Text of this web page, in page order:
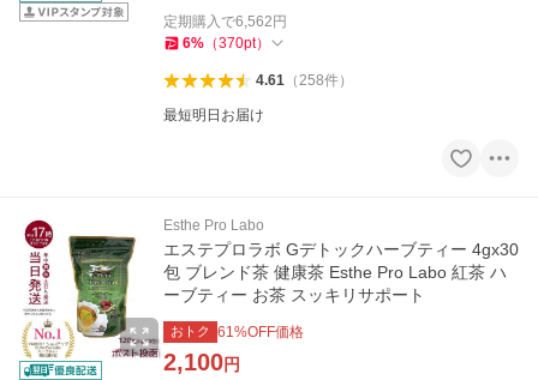
定期購入で6,562 円
6% （370pt）
4.61（258件）
最短明日お届け
Esthe Pro Labo
エステプロラボ Gデトックハーブティー 4gx30
包 ブレンド茶 健康茶 Esthe Pro Labo 紅茶 ハ
ーブティー お茶 スッキリサポート
おトク 61%OFF価格
2,100円